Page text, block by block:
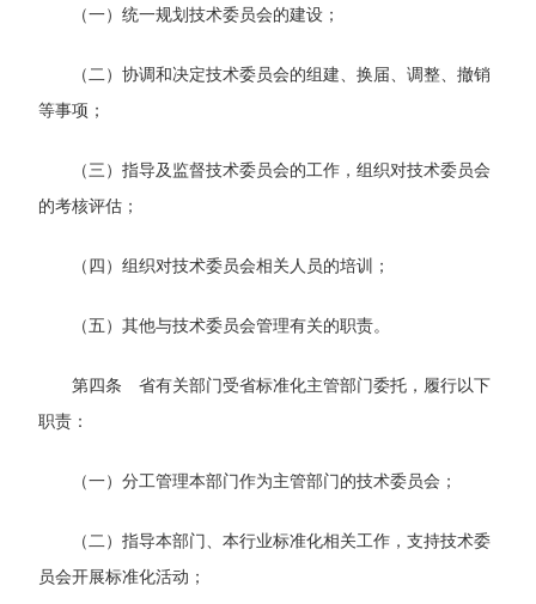
（一）统一规划技术委员会的建设；
（二）协调和决定技术委员会的组建、换届、调整、撤销
等事项；
（三）指导及监督技术委员会的工作，组织对技术委员会
的考核评估；
（四）组织对技术委员会相关人员的培训；
（五）其他与技术委员会管理有关的职责。
第四条 省有关部门受省标准化主管部门委托，履行以下
职责：
（一）分工管理本部门作为主管部门的技术委员会；
（二）指导本部门、本行业标准化相关工作，支持技术委
员会开展标准化活动；